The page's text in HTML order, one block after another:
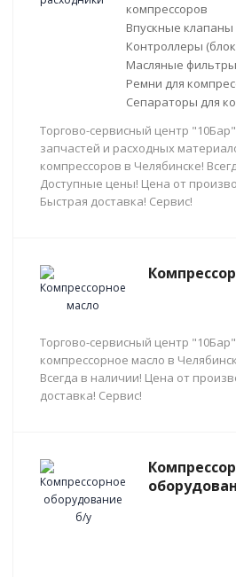
компрессоров
Впускные
Контроллеры
Масляные
Ремни для
Сепараторы для
Торгово-сервисный центр
запчастей и расходных
компрессоров в Челябинске!
Доступные цены! Цена от
Быстрая доставка! Сервис!
Торгово-сервисный центр
компрессорное масло в
Всегда в наличии! Цена от
доставка! Сервис!